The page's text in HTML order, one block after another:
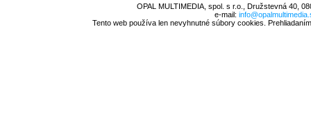
OPAL MULTIMEDIA, spol. s r.o., Družstevná 40,
e-mail:
Tento web používa len nevyhnutné súbory cookies.